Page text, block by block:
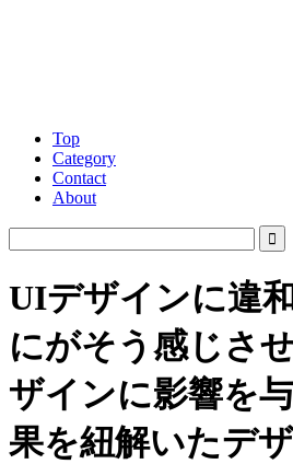
Top
Category
Contact
About
UIデザインに違
にがそう感じさ
ザインに影響を
果を紐解いたデ